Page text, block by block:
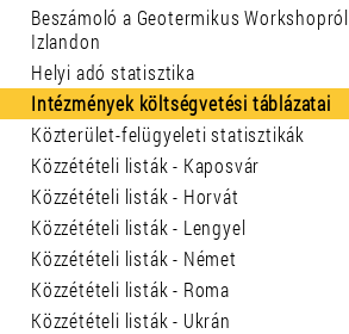
Beszámoló a Geotermikus Workshopról
Izlandon
Helyi adó statisztika
Intézmények költségvetési táblázatai
Közterület-felügyeleti statisztikák
Közzétételi listák - Kaposvár
Közzétételi listák - Horvát
Közzétételi listák - Lengyel
Közzétételi listák - Német
Közzétételi listák - Roma
Közzétételi listák - Ukrán